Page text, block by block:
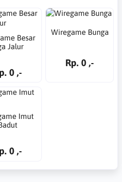
Besar
Jalur
0 ,-
Wiregame Bunga
Rp. 0 ,-
Imut
0 ,-